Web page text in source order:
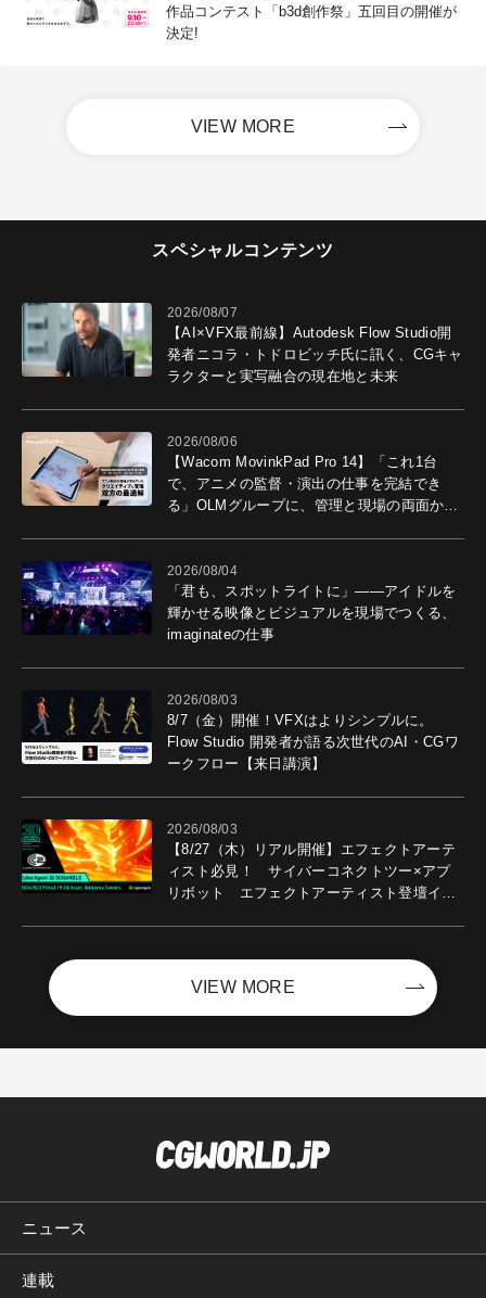
作品コンテスト「b3d創作祭」五回目の開催が
決定!
VIEW MORE
スペシャルコンテンツ
2026/08/07
【AI×VFX最前線】Autodesk Flow Studio開
発者ニコラ・トドロビッチ氏に訊く、CGキャ
ラクターと実写融合の現在地と未来
2026/08/06
【Wacom MovinkPad Pro 14】「これ1台
で、アニメの監督・演出の仕事を完結でき
る」OLMグループに、管理と現場の両面から
2026/08/04
「君も、スポットライトに」――アイドルを
輝かせる映像とビジュアルを現場でつくる、
imaginateの仕事
2026/08/03
8/7（金）開催！VFXはよりシンプルに。
Flow Studio 開発者が語る次世代のAI・CGワ
ークフロー【来日講演】
2026/08/03
【8/27（木）リアル開催】エフェクトアーテ
ィスト必見！ サイバーコネクトツー×アプ
リボット エフェクトアーティスト登壇イベ
VIEW MORE
ニュース
連載